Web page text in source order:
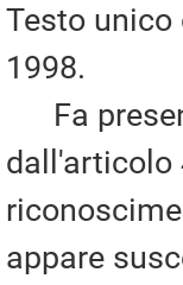
Testo
1998.
Fa
dall'articolo
appare